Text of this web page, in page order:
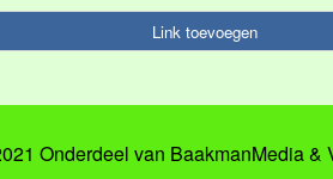
Link toevoegen
Onderdeel van BaakmanMedia&